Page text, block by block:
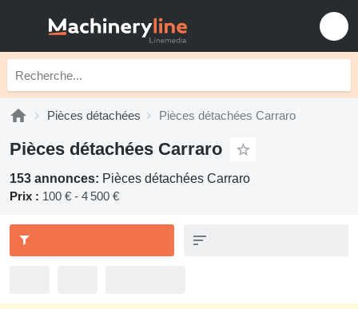
Pièces détachées Pièces détachées Carraro
Pièces détachées Carraro
153 annonces: Pièces détachées Carraro
Prix : 100 € - 4 500 €